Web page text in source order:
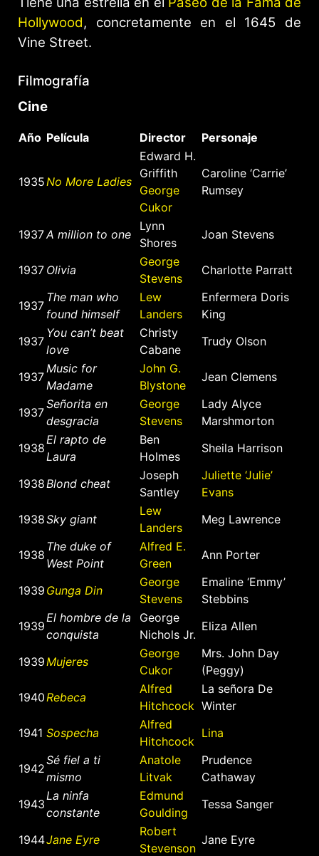
Hollywood, concretamente en el 1645 de
Vine Street.
Filmografía
Cine
Año Película Director Personaje
1935No More Ladies
Edward H.
Griffith
George
Cukor
Caroline ‘Carrie’
Rumsey
1937A million to one
Lynn
Shores
Joan Stevens
1937 Olivia
George
Stevens
Charlotte Parratt
1937
The man who
found himself
Lew
Landers
Enfermera Doris
King
1937
You can’t beat
love
Christy
Cabane
Trudy Olson
1937
Music for
Madame
John G.
Blystone
Jean Clemens
1937
Señorita en
desgracia
George
Stevens
Lady Alyce
Marshmorton
1938
El rapto de
Laura
Ben
Holmes
Sheila Harrison
1938Blond cheat
Joseph
Santley
Juliette ‘Julie’
Evans
1938Sky giant
Lew
Landers
Meg Lawrence
1938
The duke of
West Point
Alfred E.
Green
Ann Porter
1939 Gunga Din
George
Stevens
Emaline ‘Emmy’
Stebbins
1939
El hombre de la
conquista
George
Nichols Jr.
Eliza Allen
1939Mujeres
George
Cukor
Mrs. John Day
(Peggy)
1940Rebeca
Alfred
Hitchcock
La señora De
Winter
1941 Sospecha
Alfred
Hitchcock
Lina
1942
Sé fiel a ti
mismo
Anatole
Litvak
Prudence
Cathaway
1943
La ninfa
constante
Edmund
Goulding
Tessa Sanger
1944Jane Eyre
Robert
Stevenson
Jane Eyre